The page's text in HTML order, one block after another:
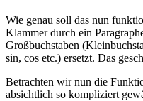
Wie genau soll das nun
Klammer durch ein
Großbuchstaben
sin, cos etc.) ersetzt. Das
Betrachten wir nun die
absichtlich so kompliziert